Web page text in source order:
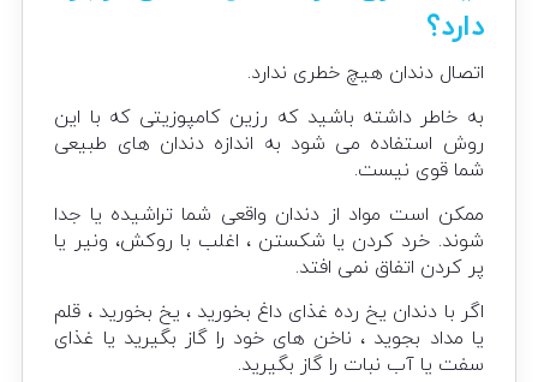
دارد؟
اتصال دندان هیچ خطری ندارد.
به خاطر داشته باشید که رزین کامپوزیتی که با این
روش استفاده می شود به اندازه دندان های طبیعی
شما قوی نیست.
ممکن است مواد از دندان واقعی شما تراشیده یا جدا
شوند. خرد کردن یا شکستن ، اغلب با روکش، ونیر یا
پر کردن اتفاق نمی افتد.
اگر با دندان یخ رده غذای داغ بخورید ، یخ بخورید ، قلم
یا مداد بجوید ، ناخن های خود را گاز بگیرید یا غذای
سفت یا آب نبات را گاز بگیرید.